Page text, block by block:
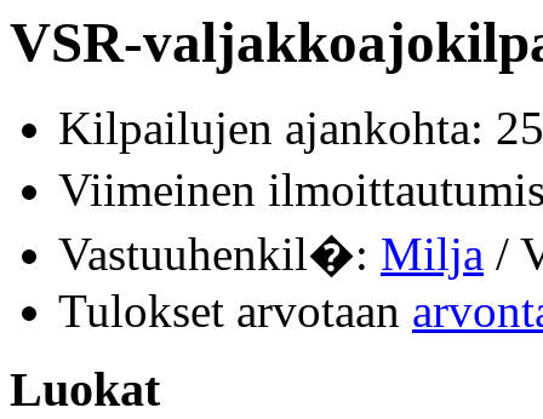
VSR-
Kilpailujen ajankohta:
Viimeinen
Vastuuhenkil�: Milja /
Tulokset arvotaan
Luokat